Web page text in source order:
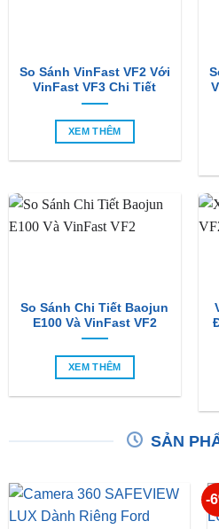
So Sánh VinFast VF2 Với
VinFast VF3 Chi Tiết
XEM THÊM
So Sánh Chi Tiết Baojun
E100 Và VinFast VF2
XEM THÊM
SẢN
-